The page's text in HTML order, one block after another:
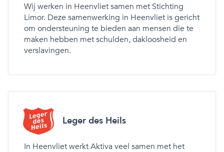
Wij werken in Heenvliet samen met Stichting
Limor. Deze samenwerking in Heenvliet is gericht
om ondersteuning te bieden aan mensen die te
maken hebben met schulden, dakloosheid en
verslavingen.
Leger des Heils
In Heenvliet werkt Aktiva veel samen met het